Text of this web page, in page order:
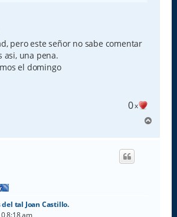
pero este señor no sabe comentar
asi, una pena.
el domingo
0x
r
del tal Joan Castillo.
8:18 am